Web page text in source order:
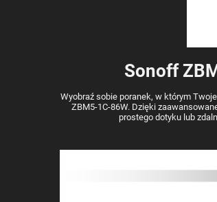
Sonoff
Wyobraź sobie poranek, w którym
ZBM5-1C-86W. Dzięki
prostego dotyku lub